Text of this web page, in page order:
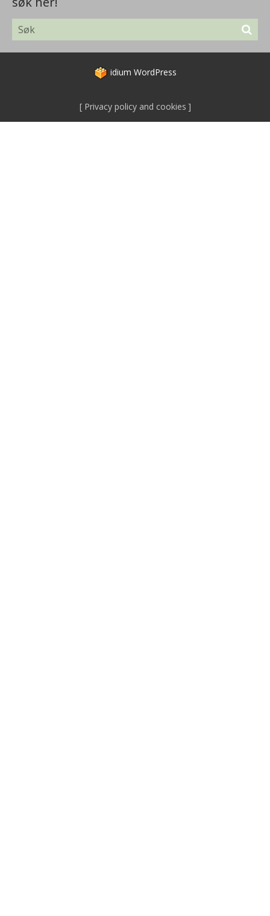
idium WordPress
Privacy policy and cookies